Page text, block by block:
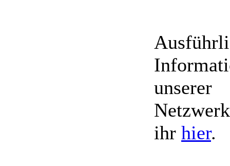
unserer
ihr hier.